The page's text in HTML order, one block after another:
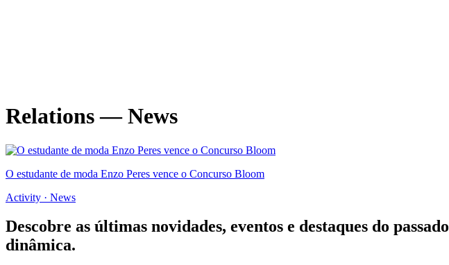
Relations — News
O estudante de moda Enzo Peres vence o Concurso Bloom
Activity · News
Descobre as últimas novidades, eventos e destaques do passado
dinâmica.